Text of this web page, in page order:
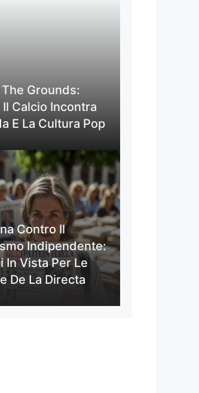
The Grounds:
Il Calcio Incontra
E La Cultura Pop
Contro Il
Indipendente:
In Vista Per Le
De La Directa